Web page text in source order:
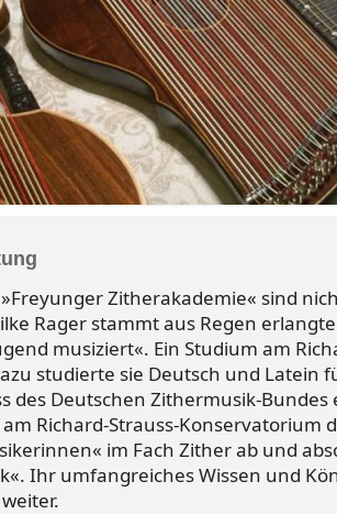
Zitherakademie« sind
Rager stammt aus Regen
musiziert«. Ein Studium am
studierte sie Deutsch und
des Deutschen Zithermusik-
Richard-Strauss-Konservatorium
im Fach Zither ab und
Ihr umfangreiches Wissen und